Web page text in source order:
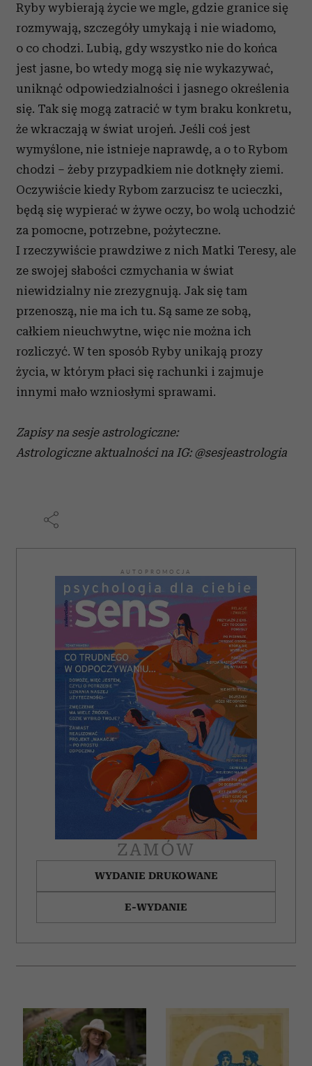
Ryby wybierają życie we mgle, gdzie granice się
rozmywają, szczegóły umykają i nie wiadomo,
o co chodzi. Lubią, gdy wszystko nie do końca
jest jasne, bo wtedy mogą się nie wykazywać,
uniknąć odpowiedzialności i jasnego określenia
się. Tak się mogą zatracić w tym braku konkretu,
że wkraczają w świat urojeń. Jeśli coś jest
wymyślone, nie istnieje naprawdę, a o to Rybom
chodzi – żeby przypadkiem nie dotknęły ziemi.
Oczywiście kiedy Rybom zarzucisz te ucieczki,
będą się wypierać w żywe oczy, bo wolą uchodzić
za pomocne, potrzebne, pożyteczne.
I rzeczywiście prawdziwe z nich Matki Teresy, ale
ze swojej słabości czmychania w świat
niewidzialny nie zrezygnują. Jak się tam
przenoszą, nie ma ich tu. Są same ze sobą,
całkiem nieuchwytne, więc nie można ich
rozliczyć. W ten sposób Ryby unikają prozy
życia, w którym płaci się rachunki i zajmuje
innymi mało wzniosłymi sprawami.
Zapisy na sesje astrologiczne:
Astrologiczne aktualności na IG: @sesjeastrologia
AUTOPROMOCJA
ZAMÓW
WYDANIE DRUKOWANE
E-WYDANIE